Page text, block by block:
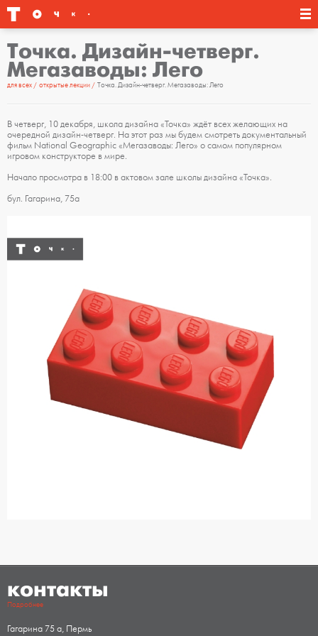
Точка. Дизайн-четверг.
Мегазаводы: Лего
для всех открытые лекции Точка. Дизайн-четверг. Мегазаводы: Лего
В четверг, 10 декабря, школа дизайна «Точка» ждёт всех желающих на
очередной дизайн-четверг. На этот раз мы будем смотреть документальный
фильм National Geographic «Мегазаводы: Лего» о самом популярном
игровом конструкторе в мире.
Начало просмотра в 18:00 в актовом зале школы дизайна «Точка».
бул. Гагарина, 75а
контакты
Подробнее
Гагарина 75 а, Пермь